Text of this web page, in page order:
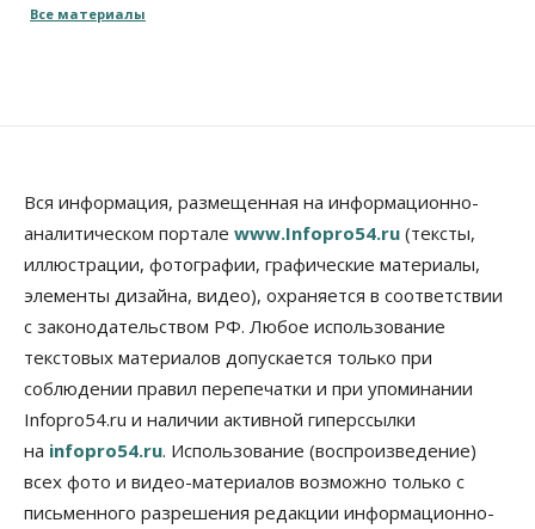
рублей
Бизнес Власть Недвижимость
Застройщики продавливают компромиссы по
площади участков для КРТ в Новосибирске
06 Августа 2026, 17:30
Бизнес Недвижимость Общество
Около Заельцовского бора Новосибирска
началось строительство термального комплекса
06 Августа 2026, 17:00
Общество Право&Порядок
Подозреваемых в похищении человека
задержали в Новосибирске
06 Августа 2026, 16:15
Все материалы
Вся информация, размещенная на информационно-
аналитическом портале www.Infopro54.ru (тексты,
иллюстрации, фотографии, графические материалы,
элементы дизайна, видео), охраняется в соответствии
с законодательством РФ. Любое использование
текстовых материалов допускается только при
соблюдении правил перепечатки и при упоминании
Infopro54.ru и наличии активной гиперссылки
на infopro54.ru. Использование (воспроизведение)
всех фото и видео-материалов возможно только с
письменного разрешения редакции информационно-